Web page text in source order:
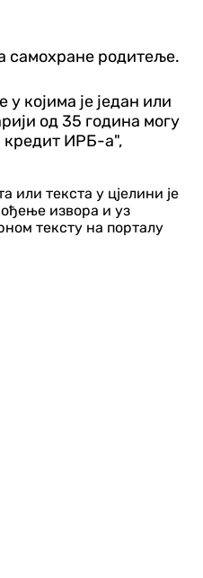
самохране родитеље.
којима је један или
од 35 година могу
кредит ИРБ-а",
или текста у цјелини је
извора и уз
тексту на порталу